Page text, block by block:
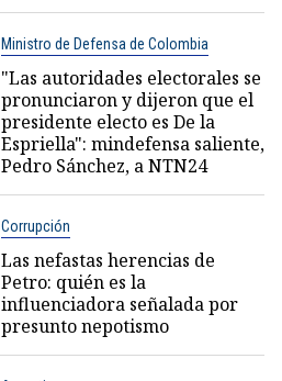
Ministro de Defensa de Colombia
"Las autoridades electorales se
pronunciaron y dijeron que el
presidente electo es De la
Espriella": mindefensa saliente,
Pedro Sánchez, a NTN24
Corrupción
Las nefastas herencias de
Petro: quién es la
influenciadora señalada por
presunto nepotismo